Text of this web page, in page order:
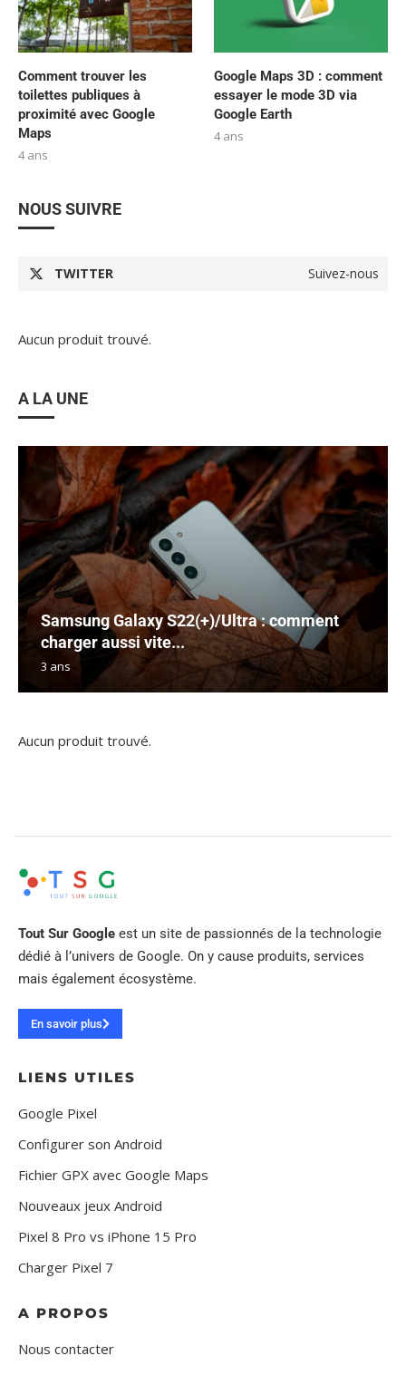
Comment trouver les
toilettes publiques à
proximité avec Google
Maps
4 ans
Google Maps 3D : comment
essayer le mode 3D via
Google Earth
4 ans
NOUS SUIVRE
TWITTER Suivez-nous
Aucun produit trouvé.
A LA UNE
Samsung Galaxy S22(+)/Ultra : comment
charger aussi vite...
3 ans
Aucun produit trouvé.
Tout Sur Google est un site de passionnés de la technologie
dédié à l’univers de Google. On y cause produits, services
mais également écosystème.
En savoir plus
LIENS UTILES
Google Pixel
Configurer son Android
Fichier GPX avec Google Maps
Nouveaux jeux Android
Pixel 8 Pro vs iPhone 15 Pro
Charger Pixel 7
A PROPOS
Nous contacter